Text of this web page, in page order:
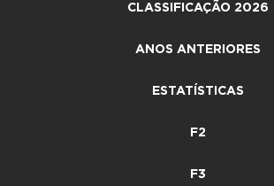
CLASSIFICAÇÃO 2026
ANOS ANTERIORES
ESTATÍSTICAS
F2
F3